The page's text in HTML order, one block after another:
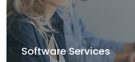
Software Services